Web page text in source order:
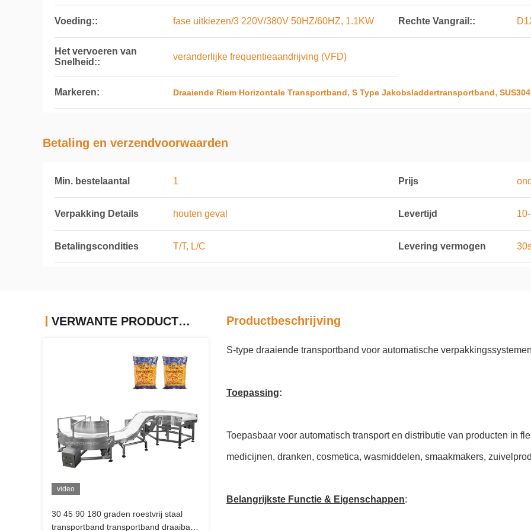
Voeding:: fase uitkiezen/3 220V/380V 50HZ/60HZ, 1.1KW Rechte Vangrail::
Het vervoeren van
Snelheid::
veranderlijke frequentieaandrijving (VFD)
Markeren: Draaiende Riem Horizontale Transportband, S Type Jakobsladdertransportband,
Betaling en verzendvoorwaarden
Min. bestelaantal 1 Prijs
Verpakking Details houten geval Levertijd
Betalingscondities T/T, L/C Levering vermogen
VERWANTE PRODUCTEN
video
30 45 90 180 graden roestvrij staal
transportband transportband draaiband
Productbeschrijving
S-type draaiende transportband voor automatische
Toepassing:
Toepasbaar voor automatisch transport en distributie van producten in
medicijnen, dranken, cosmetica, wasmiddelen, smaakmakers,
Belangrijkste Functie & Eigenschappen: